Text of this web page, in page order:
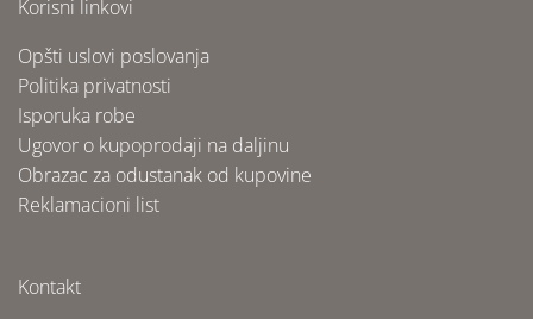
Korisni linkovi
Opšti uslovi poslovanja
Politika privatnosti
Isporuka robe
Ugovor o kupoprodaji na daljinu
Obrazac za odustanak od kupovine
Reklamacioni list
Kontakt